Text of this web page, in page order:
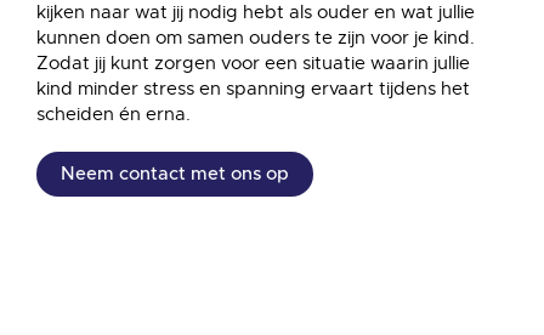
kijken naar wat jij nodig hebt als ouder en wat jullie
kunnen doen om samen ouders te zijn voor je kind.
Zodat jij kunt zorgen voor een situatie waarin jullie
kind minder stress en spanning ervaart tijdens het
scheiden én erna.
Neem contact met ons op